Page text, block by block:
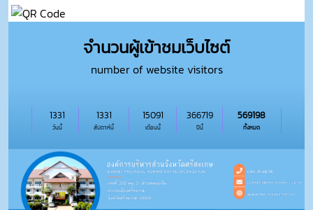
จำนวนผู้เข้าชมเว็บไซต์
number of website visitors
วันนี้
1331
สัปดาห์นี้
1331
เดือนนี้
15091
ปีนี้
366719
ทั้งหมด
569198